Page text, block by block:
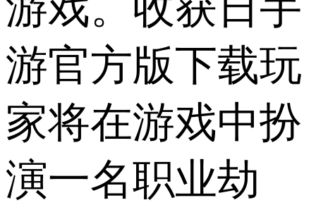
游官方版下载玩
家将在游戏中扮
演一名职业劫